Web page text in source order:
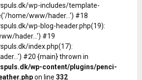
wp-includes/template-
home/www/hader...') #18
wp-blog-header.php(19):
hader...') #19
index.php(17):
#20 {main} thrown in
wp-content/plugins/penci-
on line 332